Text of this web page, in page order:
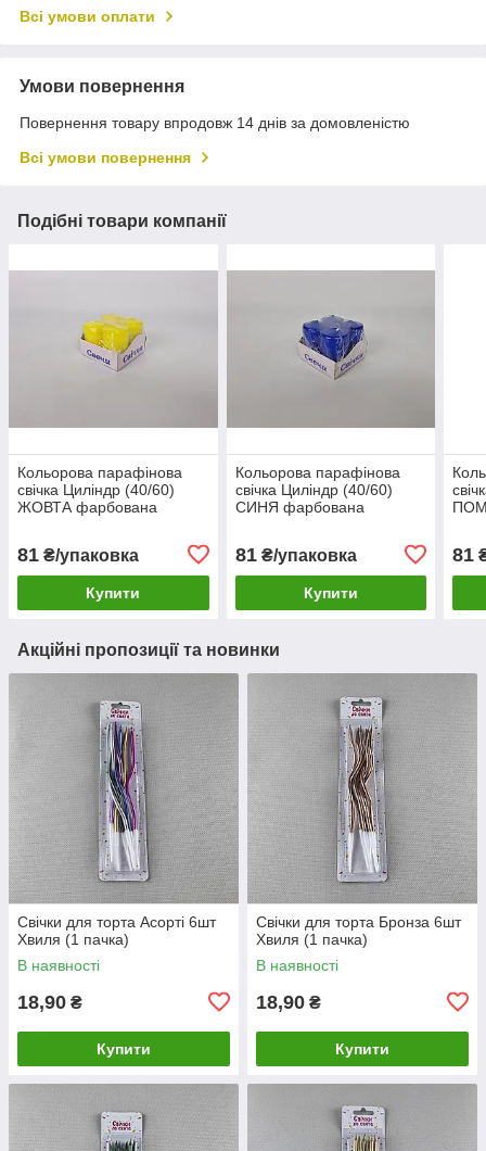
Всі умови оплати
Умови повернення
Повернення товару впродовж 14 днів за домовленістю
Всі умови повернення
Подібні товари компанії
Кольорова парафінова
свічка Циліндр (40/60)
ЖОВТА фарбована
81 ₴/упаковка
Купити
Кольорова парафінова
свічка Циліндр (40/60)
СИНЯ фарбована
81₴/упаковка
Купити
81
Акційні пропозиції та новинки
Свічки для торта Асорті 6шт
Хвиля (1 пачка)
В наявності
18,90 ₴
Купити
Свічки для торта Бронза 6шт
Хвиля (1 пачка)
В наявності
18,90 ₴
Купити